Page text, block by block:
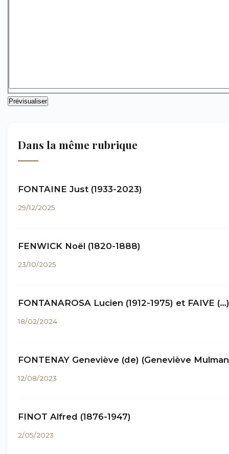
Dans la même rubrique
FONTAINE Just (1933-2023)
29/12/2025
FENWICK Noël (1820-1888)
23/10/2025
FONTANAROSA Lucien (1912-1975) et FAIVE (…)
18/02/2024
FONTENAY Geneviève (de) (Geneviève
12/08/2023
FINOT Alfred (1876-1947)
2/05/2023